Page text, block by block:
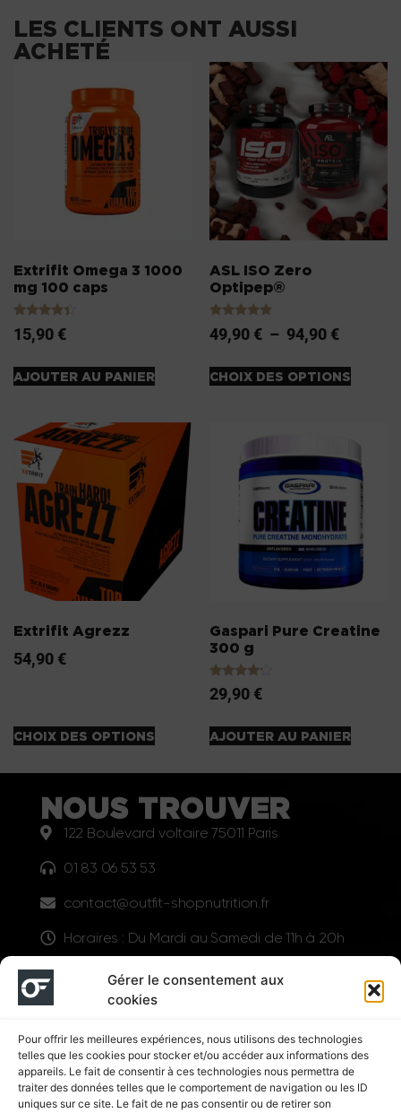
Gérer le consentement aux
cookies
Pour offrir les meilleures expériences, nous utilisons des technologies
telles que les cookies pour stocker et/ou accéder aux informations des
appareils. Le fait de consentir à ces technologies nous permettra de
traiter des données telles que le comportement de navigation ou les ID
uniques sur ce site. Le fait de ne pas consentir ou de retirer son
LES CLIENTS ONT AUSSI
ACHETÉ
Extrifit Omega 3 1000
mg 100 caps
Note
4.20
15,90 €
AJOUTER AU PANIER
ASL ISO Zero
Optipep®
Note
5.00
49,90 € – 94,90 €
CHOIX DES OPTIONS
Extrifit Agrezz
54,90 €
CHOIX DES OPTIONS
Gaspari Pure Creatine
300 g
Note
4.00
29,90 €
AJOUTER AU PANIER
NOUS TROUVER
122 Boulevard voltaire 75011 Paris
01 83 06 53 53
contact@outfit-shopnutrition.fr
Horaires : Du Mardi au Samedi de 11h à 20h
LIENS UTILES